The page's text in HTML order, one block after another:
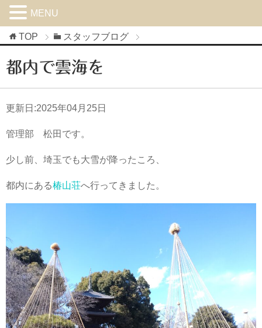
TOP スタッフブログ
都内で雲海を
更新日:2025年04月25日
管理部 松田です。
少し前、埼玉でも大雪が降ったころ、
都内にある椿山荘へ行ってきました。
MENU